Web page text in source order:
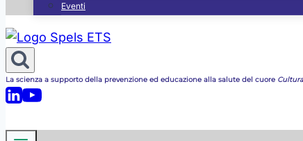
Eventi
La scienza a supporto della prevenzione ed educazione alla salute del cuore